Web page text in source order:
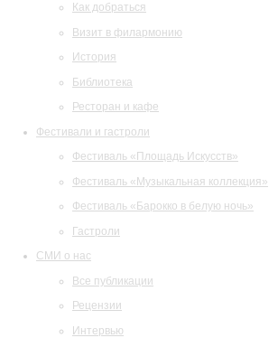
Как добраться
Визит в филармонию
История
Библиотека
Ресторан и кафе
Фестивали и гастроли
Фестиваль «Площадь Искусств»
Фестиваль «Музыкальная коллекция»
Фестиваль «Барокко в белую ночь»
Гастроли
СМИ о нас
Все публикации
Рецензии
Интервью